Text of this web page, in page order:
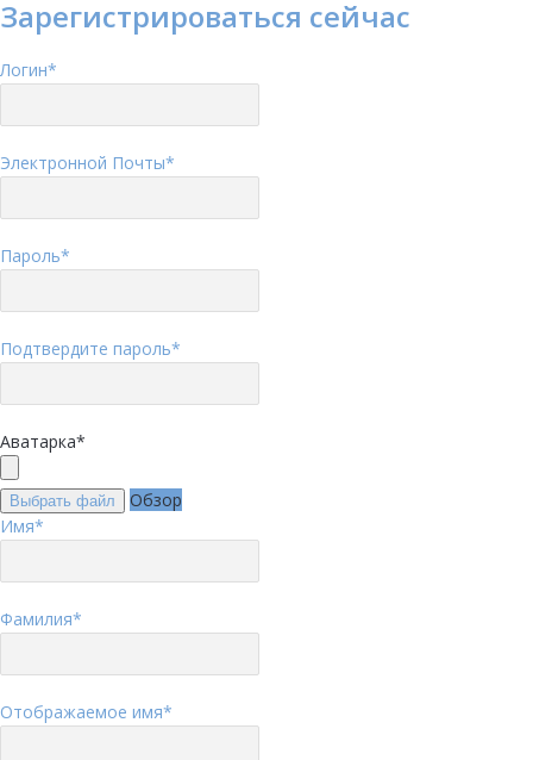
Зарегистрироваться сейчас
Логин*
Электронной Почты*
Пароль*
Подтвердите пароль*
Аватарка*
Выбрать файл
Обзор
Имя*
Фамилия*
Отображаемое имя*